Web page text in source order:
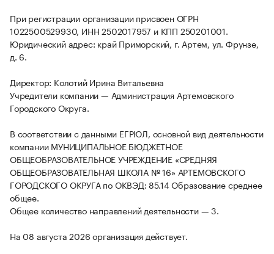
При регистрации организации присвоен ОГРН
1022500529930, ИНН 2502017957 и КПП 250201001.
Юридический адрес: край Приморский, г. Артем, ул. Фрунзе,
д. 6.
Директор: Колотий Ирина Витальевна
Учредители компании — Администрация Артемовского
Городского Округа.
В соответствии с данными ЕГРЮЛ, основной вид деятельности
компании МУНИЦИПАЛЬНОЕ БЮДЖЕТНОЕ
ОБЩЕОБРАЗОВАТЕЛЬНОЕ УЧРЕЖДЕНИЕ «СРЕДНЯЯ
ОБЩЕОБРАЗОВАТЕЛЬНАЯ ШКОЛА № 16» АРТЕМОВСКОГО
ГОРОДСКОГО ОКРУГА по ОКВЭД: 85.14 Образование среднее
общее.
Общее количество направлений деятельности — 3.
На 08 августа 2026 организация действует.